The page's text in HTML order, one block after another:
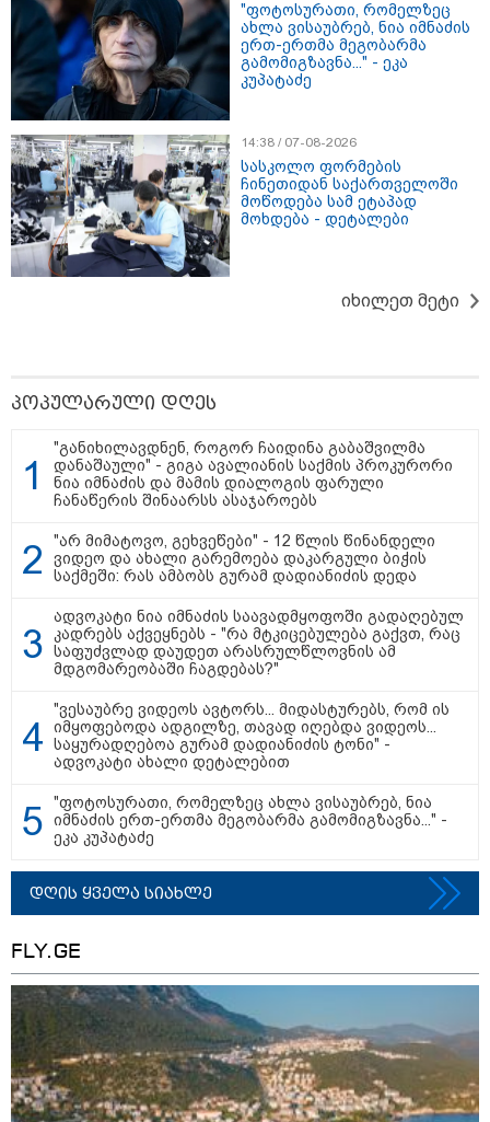
11:13 / 05-08-2026
Hisense წარმოგიდგენთ გზავნილს "ინოვაციები
უკეთესი ცხოვრებისათვის" FIFA-ს 2026 წლის
მსოფლიო ჩემპიონატზე™
შეიძინე ალდაგის სამოგზაურო დაზღვევა და
საზოგადოება
11:36 / 08-08-2026
ადამიანი დაიკარგა - 57 პირს ამ დრომდე
ეძებენ
21:33 / 08-08-2026
ნია იმნაძის ბებია მიმართვას
ავრცელებს - "კონკრეტულად
როდის, სად და რა სიტყვებით
"ფოტოსურათი, რომელზეც
ახლა ვისაუბრებ, ნია იმნაძის
ერთ-ერთმა მეგობარმა
გამომიგზავნა..." - ეკა
კუპატაძე
14:38 / 07-08-2026
სასკოლო ფორმების
ჩინეთიდან საქართველოში
მოწოდება სამ ეტაპად
მოხდება - დეტალები
იხილეთ მეტი
პოპულარული დღეს
"განიხილავდნენ, როგორ ჩაიდინა გაბაშვილმა
დანაშაული" - გიგა ავალიანის საქმის პროკურორი
ნია იმნაძის და მამის დიალოგის ფარული
ჩანაწერის შინაარსს ასაჯაროებს
"არ მიმატოვო, გეხვეწები" - 12 წლის წინანდელი
ვიდეო და ახალი გარემოება დაკარგული ბიჭის
საქმეში: რას ამბობს გურამ დადიანიძის დედა
ადვოკატი ნია იმნაძის საავადმყოფოში გადაღებულ
კადრებს აქვეყნებს - "რა მტკიცებულება გაქვთ, რაც
საფუძვლად დაუდეთ არასრულწლოვნის ამ
მდგომარეობაში ჩაგდებას?"
"ვესაუბრე ვიდეოს ავტორს... მიდასტურებს, რომ ის
იმყოფებოდა ადგილზე, თავად იღებდა ვიდეოს...
საყურადღებოა გურამ დადიანიძის ტონი" -
ადვოკატი ახალი დეტალებით
"ფოტოსურათი, რომელზეც ახლა ვისაუბრებ, ნია
იმნაძის ერთ-ერთმა მეგობარმა გამომიგზავნა..." -
ეკა კუპატაძე
დღის ყველა სიახლე
FLY.GE